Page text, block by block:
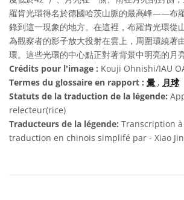
羅肯光環得名於德國哈茨山脈的最高峰——布
錄到這一現象的地方。在這裡，布羅肯光環從
為觀察者的影子放大投射在雲上，周圍環繞著
環。這些光環的中心點正對著背景中明亮的月亮
Crédits pour l'image : Kouji Ohnishi/IAU
Termes du glossaire en rapport : 暈 , 月球
Statuts de la traduction de la légende:
relecteur(rice)
Traducteurs de la légende: Transcription
traduction en chinois simplifé par - Xiao